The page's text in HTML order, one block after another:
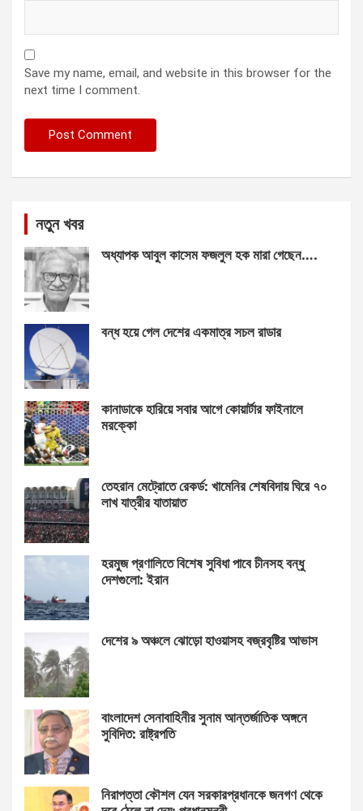
Save my name, email, and website in this browser for the
next time I comment.
নতুন খবর
অধ্যাপক আবুল কাসেম ফজলুল হক মারা গেছেন….
বন্ধ হয়ে গেল দেশের একমাত্র সচল রাডার
কানাডাকে হারিয়ে সবার আগে কোয়ার্টার ফাইনালে
মরক্কো
তেহরান মেট্রোতে রেকর্ড: খামেনির শেষবিদায় ঘিরে ৭০
লাখ যাত্রীর যাতায়াত
হরমুজ প্রণালিতে বিশেষ সুবিধা পাবে চীনসহ বন্ধু
দেশগুলো: ইরান
দেশের ৯ অঞ্চলে ঝোড়ো হাওয়াসহ বজ্রবৃষ্টির আভাস
বাংলাদেশ সেনাবাহিনীর সুনাম আন্তর্জাতিক অঙ্গনে
সুবিদিত: রাষ্ট্রপতি
নিরাপত্তা কৌশল যেন সরকারপ্রধানকে জনগণ থেকে